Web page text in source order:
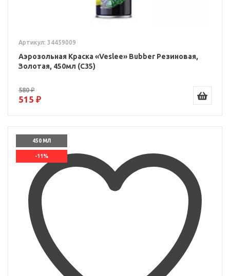
Артикул: 34459009
Аэрозольная Краска «Veslee» Bubber Резиновая,
Золотая, 450мл (C35)
580 ₽
515 ₽
450 МЛ
-11%